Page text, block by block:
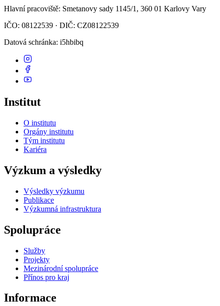
Hlavní pracoviště: Smetanovy sady 1145/1, 360 01 Karlovy Vary
IČO: 08122539 · DIČ: CZ08122539
Datová schránka: i5hbibq
Institut
O institutu
Orgány institutu
Tým institutu
Kariéra
Výzkum a výsledky
Výsledky výzkumu
Publikace
Výzkumná infrastruktura
Spolupráce
Služby
Projekty
Mezinárodní spolupráce
Přínos pro kraj
Informace